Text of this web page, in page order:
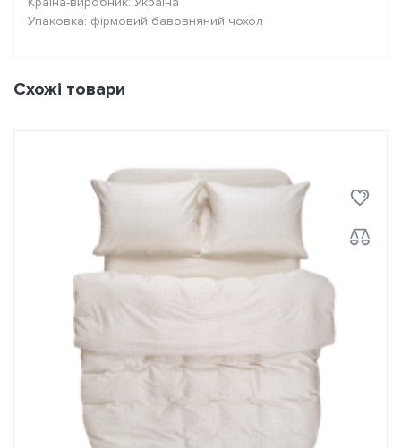
Упаковка: фірмовий бавовняний чохол
Схожі товари